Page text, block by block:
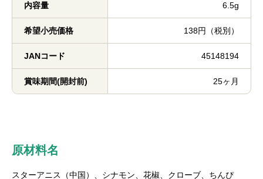
内容量 6.5g
希望小売価格 138円（税別）
JANコード 45148194
賞味期間(開封前) 25ヶ月
原材料名
スターアニス（中国）、シナモン、花椒、クローブ、ちんぴ